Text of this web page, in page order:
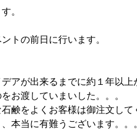
。
トの前日に行います。
アが出来るまでに約１年以上
お渡していまいした。。。
鹸をよくお客様は御注文して
本当に有難うございます。。